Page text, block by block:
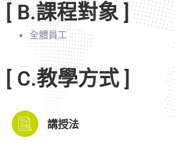
[ B.課程對象 ]
全體員工
[ C.教學方式 ]
講授法